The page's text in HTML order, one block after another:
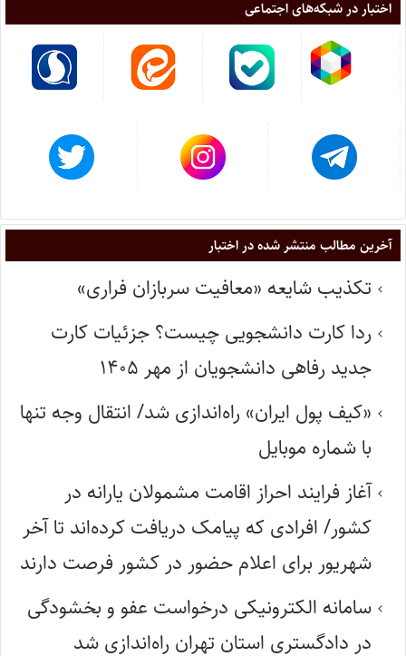
اختبار در شبکه‌های اجتماعی
آخرین مطالب منتشر شده در اختبار
تکذیب شایعه «معافیت سربازان فراری»
ردا کارت دانشجویی چیست؟ جزئیات کارت
جدید رفاهی دانشجویان از مهر ۱۴۰۵
«کیف پول ایران» راه‌اندازی شد/ انتقال وجه تنها
با شماره موبایل
آغاز فرایند احراز اقامت مشمولان یارانه در
کشور/ افرادی که پیامک دریافت کرده‌اند تا آخر
شهریور برای اعلام حضور در کشور فرصت دارند
سامانه الکترونیکی درخواست عفو و بخشودگی
در دادگستری استان تهران راه‌اندازی شد